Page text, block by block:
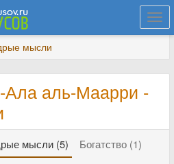
мысли
Ала аль-Маарри -
мысли (5)
Богатство (1)